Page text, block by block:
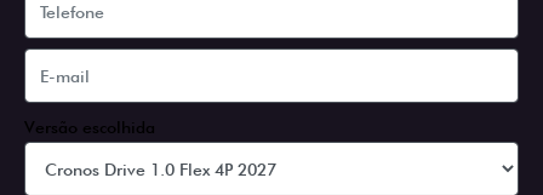
Versão escolhida